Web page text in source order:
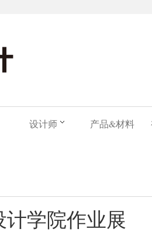
设计师 产品&材料
学院作业展